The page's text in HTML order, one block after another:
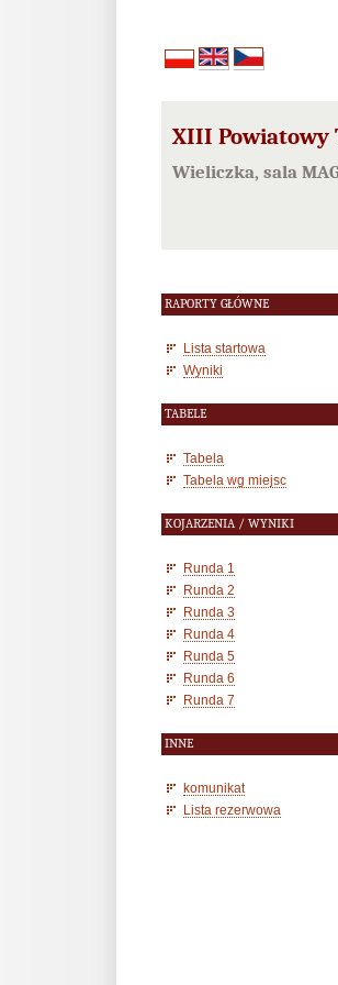
XIII Powiatowy
Wieliczka, sala
RAPORTY GŁÓWNE
Lista startowa
Wyniki
TABELE
Tabela
Tabela wg miejsc
KOJARZENIA / WYNIKI
Runda 1
Runda 2
Runda 3
Runda 4
Runda 5
Runda 6
Runda 7
INNE
komunikat
Lista rezerwowa